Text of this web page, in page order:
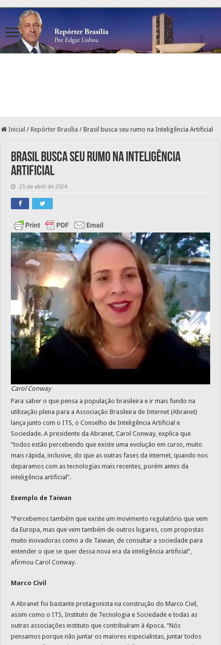
Inicial / Repórter Brasília / Brasil busca seu rumo na Inteligência Artificial
Brasil busca seu rumo na Inteligência
Artificial
25 de abril de 2024
Carol Conway
Para saber o que pensa a população brasileira e ir mais fundo na
utilização plena para a Associação Brasileira de Internet (Abranet)
lança junto com o ITS, o Conselho de Inteligência Artificial e
Sociedade. A presidente da Abranet, Carol Conway, explica que
“todos estão percebendo que existe uma evolução em curso, muito
mais rápida, inclusive, do que as outras fases da internet, quando nos
deparamos com as tecnologias mais recentes, porém antes da
inteligência artificial”.
Exemplo de Taiwan
“Percebemos também que existe um movimento regulatório que vem
da Europa, mas que vem também de outros lugares, com propostas
muito inovadoras como a de Taiwan, de consultar a sociedade para
entender o que se quer dessa nova era da inteligência artificial”,
afirmou Carol Conway.
Marco Civil
A Abranet foi bastante protagonista na construção do Marco Civil,
assim como o ITS, Instituto de Tecnologia e Sociedade e todas as
outras associações instituto que contribuíram à época. “Nós
pensamos porque não juntar os maiores especialistas, juntar todos